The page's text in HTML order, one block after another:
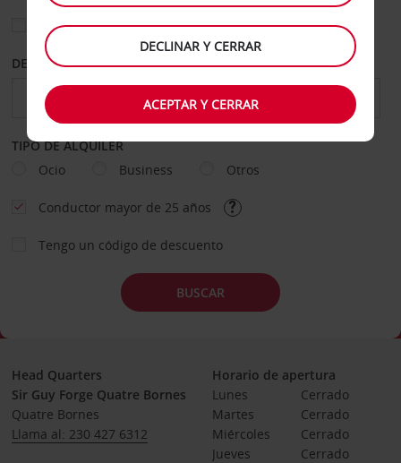
Elegir otra oficina de devolución
DESDE HASTA
TIPO DE ALQUILER
Ocio
Business Otros
Conductor mayor de 25 años
Tengo un código de descuento
BUSCAR
Head Quarters
Sir Guy Forge Quatre Bornes
Quatre Bornes
Llama al: 230 427 6312
Horario de apertura
Lunes
Cerrado
Martes
Cerrado
Miércoles
Cerrado
Jueves
Cerrado
DECLINAR Y CERRAR
ACEPTAR Y CERRAR